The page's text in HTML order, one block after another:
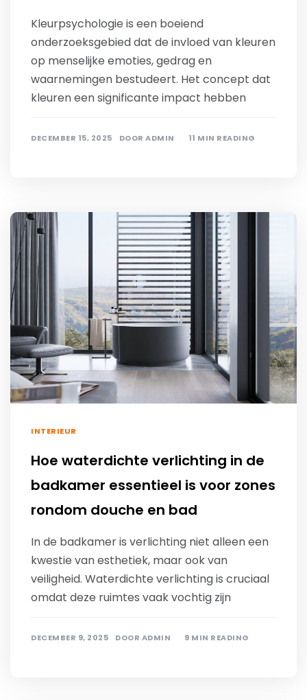
Kleurpsychologie is een boeiend
onderzoeksgebied dat de invloed van kleuren
op menselijke emoties, gedrag en
waarnemingen bestudeert. Het concept dat
kleuren een significante impact hebben
DECEMBER 15, 2025 DOOR ADMIN 11 MIN READING
INTERIEUR
Hoe waterdichte verlichting in de
badkamer essentieel is voor zones
rondom douche en bad
In de badkamer is verlichting niet alleen een
kwestie van esthetiek, maar ook van
veiligheid. Waterdichte verlichting is cruciaal
omdat deze ruimtes vaak vochtig zijn
DECEMBER 9, 2025 DOOR ADMIN 9 MIN READING